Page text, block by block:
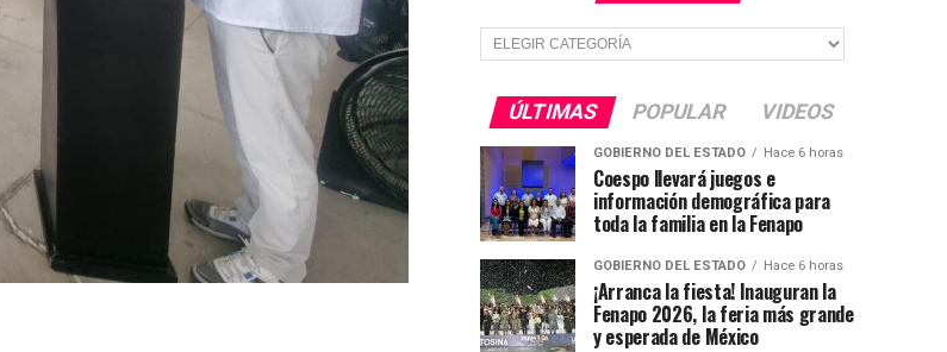
Secciones
ÚLTIMAS POPULAR VIDEOS
GOBIERNO DEL ESTADO Hace 6 horas
Coespo llevará juegos e
información demográfica para
toda la familia en la Fenapo
GOBIERNO DEL ESTADO Hace 6 horas
¡Arranca la fiesta! Inauguran la
Fenapo 2026, la feria más grande
y esperada de México